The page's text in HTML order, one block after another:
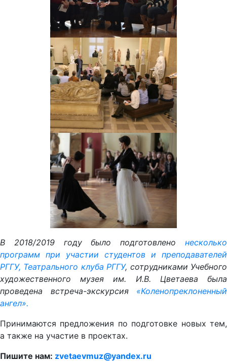
В 2018/2019 году было подготовлено несколько
программ при участии студентов и преподавателей
РГГУ, Театрального клуба РГГУ, сотрудниками Учебного
художественного музея им. И.В. Цветаева была
проведена встреча-экскурсия «Коленопреклоненный
ангел».
Принимаются предложения по подготовке новых тем,
а также на участие в проектах.
Пишите нам: zvetaevmuz@yandex.ru